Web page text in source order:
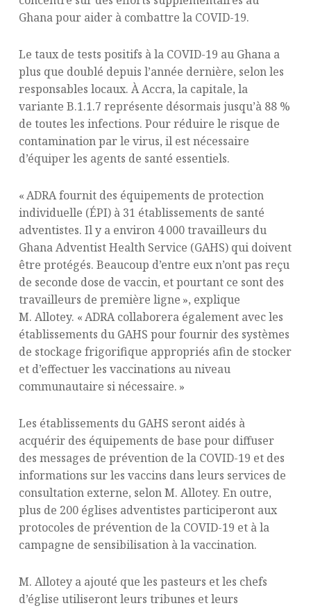
Ghana pour aider à combattre la COVID-19.
Le taux de tests positifs à la COVID-19 au Ghana a
plus que doublé depuis l’année dernière, selon les
responsables locaux. À Accra, la capitale, la
variante B.1.1.7 représente désormais jusqu’à 88 %
de toutes les infections. Pour réduire le risque de
contamination par le virus, il est nécessaire
d’équiper les agents de santé essentiels.
« ADRA fournit des équipements de protection
individuelle (ÉPI) à 31 établissements de santé
adventistes. Il y a environ 4 000 travailleurs du
Ghana Adventist Health Service (GAHS) qui doivent
être protégés. Beaucoup d’entre eux n’ont pas reçu
de seconde dose de vaccin, et pourtant ce sont des
travailleurs de première ligne », explique
M. Allotey. « ADRA collaborera également avec les
établissements du GAHS pour fournir des systèmes
de stockage frigorifique appropriés afin de stocker
et d’effectuer les vaccinations au niveau
communautaire si nécessaire. »
Les établissements du GAHS seront aidés à
acquérir des équipements de base pour diffuser
des messages de prévention de la COVID-19 et des
informations sur les vaccins dans leurs services de
consultation externe, selon M. Allotey. En outre,
plus de 200 églises adventistes participeront aux
protocoles de prévention de la COVID-19 et à la
campagne de sensibilisation à la vaccination.
M. Allotey a ajouté que les pasteurs et les chefs
d’église utiliseront leurs tribunes et leurs